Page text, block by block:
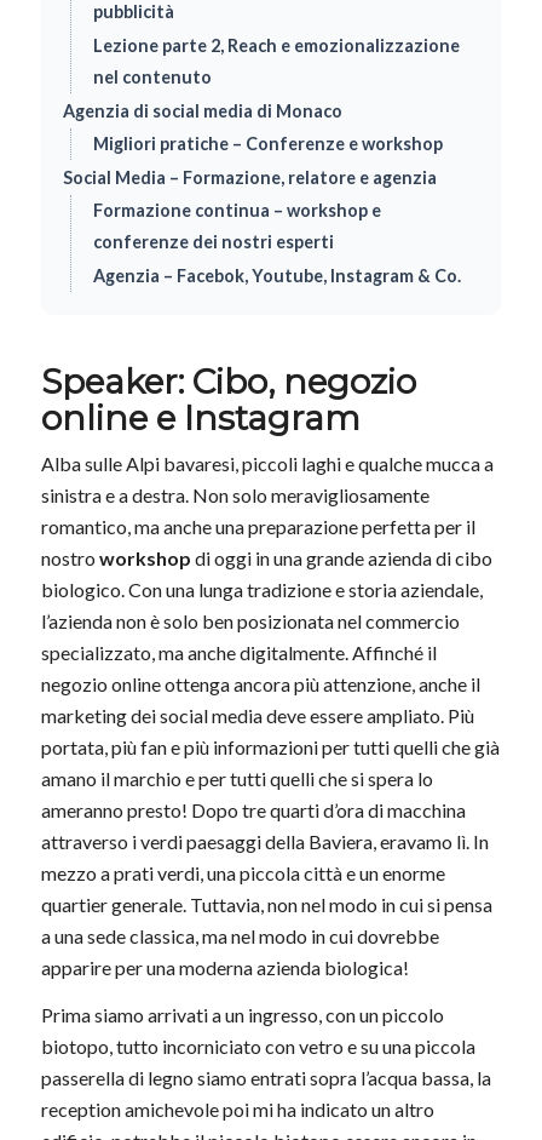
pubblicità
Lezione parte 2, Reach e emozionalizzazione
nel contenuto
Agenzia di social media di Monaco
Migliori pratiche – Conferenze e workshop
Social Media – Formazione, relatore e agenzia
Formazione continua – workshop e
conferenze dei nostri esperti
Agenzia – Facebok, Youtube, Instagram & Co.
Speaker: Cibo, negozio
online e Instagram
Alba sulle Alpi bavaresi, piccoli laghi e qualche mucca a
sinistra e a destra. Non solo meravigliosamente
romantico, ma anche una preparazione perfetta per il
nostro workshop di oggi in una grande azienda di cibo
biologico. Con una lunga tradizione e storia aziendale,
l’azienda non è solo ben posizionata nel commercio
specializzato, ma anche digitalmente. Affinché il
negozio online ottenga ancora più attenzione, anche il
marketing dei social media deve essere ampliato. Più
portata, più fan e più informazioni per tutti quelli che già
amano il marchio e per tutti quelli che si spera lo
ameranno presto! Dopo tre quarti d’ora di macchina
attraverso i verdi paesaggi della Baviera, eravamo lì. In
mezzo a prati verdi, una piccola città e un enorme
quartier generale. Tuttavia, non nel modo in cui si pensa
a una sede classica, ma nel modo in cui dovrebbe
apparire per una moderna azienda biologica!
Prima siamo arrivati a un ingresso, con un piccolo
biotopo, tutto incorniciato con vetro e su una piccola
passerella di legno siamo entrati sopra l’acqua bassa, la
reception amichevole poi mi ha indicato un altro